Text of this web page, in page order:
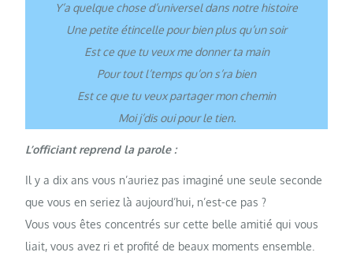
Y’a quelque chose d’universel dans notre histoire
Une petite étincelle pour bien plus qu’un soir
Est ce que tu veux me donner ta main
Pour tout l’temps qu’on s’ra bien
Est ce que tu veux partager mon chemin
Moi j’dis oui pour le tien.
L’officiant reprend la parole :
Il y a dix ans vous n’auriez pas imaginé une seule seconde
que vous en seriez là aujourd’hui, n’est-ce pas ?
Vous vous êtes concentrés sur cette belle amitié qui vous
liait, vous avez ri et profité de beaux moments ensemble.